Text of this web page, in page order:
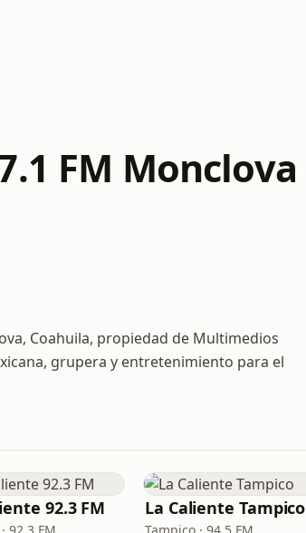
FM Monclova
Coahuila, propiedad de Multimedios
grupera y entretenimiento para el
92.3 FM La Caliente Tampico